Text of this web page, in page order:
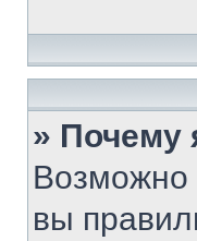
» Почему
Возможно
вы